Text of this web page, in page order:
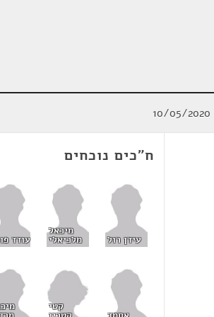
ח"כים נוכחים
עידן רול
מיכאל
מלכיאלי עודד
קטי